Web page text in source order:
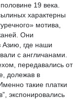
19 века.
характерны
мотива,
Они
Азию, где наши
с англичанами.
передавались от
долежав в
такие платки
экспонировались